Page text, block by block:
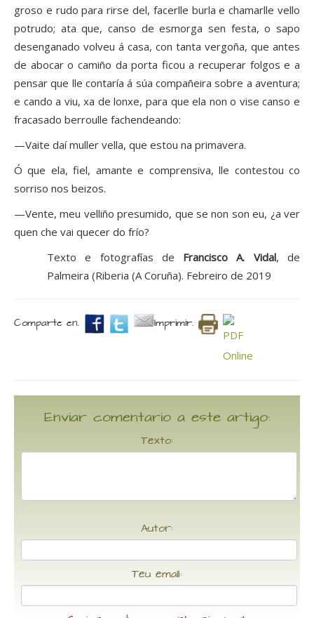
groso e rudo para rirse del, facerlle burla e chamarlle vello
potrudo; ata que, canso de esmorga sen festa, o sapo
desenganado volveu á casa, con tanta vergoña, que antes
de abocar o camiño da porta ficou a recuperar folgos e a
pensar que lle contaría á súa compañeira sobre a aventura;
e cando a viu, xa de lonxe, para que ela non o vise canso e
fracasado berroulle fachendeando:
—Vaite daí muller vella, que estou na primavera.
Ó que ela, fiel, amante e comprensiva, lle contestou co
sorriso nos beizos.
—Vente, meu velliño presumido, que se non son eu, ¿a ver
quen che vai quecer do frío?
Texto e fotografías de Francisco A. Vidal, de
Palmeira (Riberia (A Coruña). Febreiro de 2019
Comparte en. Imprimir.
Enviar comentario a este artigo:
Texto:
Autor:
Teu email: